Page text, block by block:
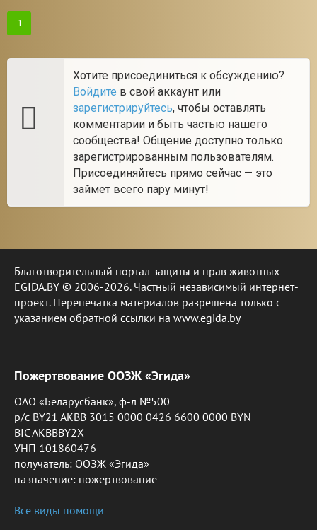
1
Хотите присоединиться к обсуждению?
Войдите в свой аккаунт или
зарегистрируйтесь, чтобы оставлять
комментарии и быть частью нашего
сообщества! Общение доступно только
зарегистрированным пользователям.
Присоединяйтесь прямо сейчас — это
займет всего пару минут!
Благотворительный портал защиты и прав животных
EGIDA.BY © 2006-2026. Частный независимый интернет-
проект. Перепечатка материалов разрешена только с
указанием обратной ссылки на www.egida.by
Пожертвование ООЗЖ «Эгида»
ОАО «Беларусбанк», ф-л №500
р/с BY21 AKBB 3015 0000 0426 6600 0000 BYN
BIC AKBBBY2X
УНП 101860476
получатель: ООЗЖ «Эгида»
назначение: пожертвование
Все виды помощи